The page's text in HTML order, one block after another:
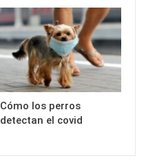
Cómo los perros
detectan el covid